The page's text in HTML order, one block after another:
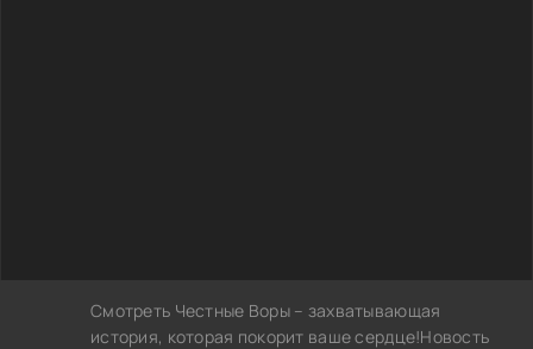
Смотреть Честные Воры – захватывающая
история, которая покорит ваше сердце!Новость